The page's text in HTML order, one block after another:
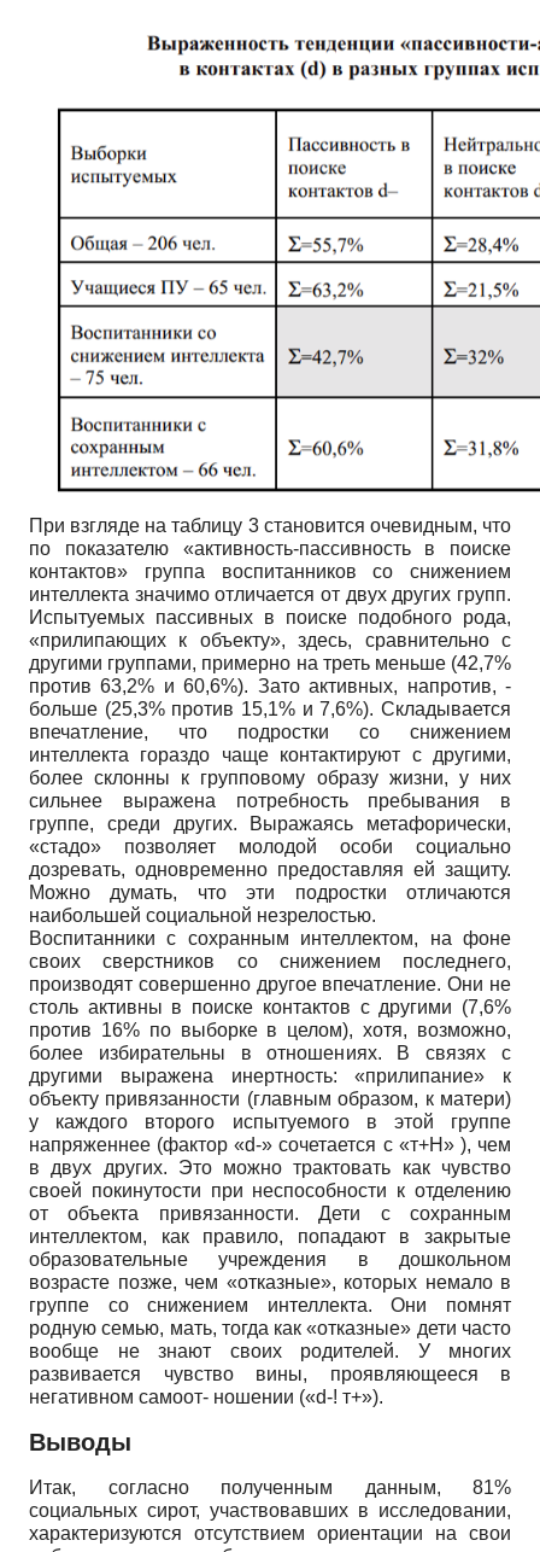
При взгляде на таблицу 3 становится очевидным, что
по показателю «активность-пассивность в поиске
контактов» группа воспитанников со снижением
интеллекта значимо отличается от двух других групп.
Испытуемых пассивных в поиске подобного рода,
«прилипающих к объекту», здесь, сравнительно с
другими группами, примерно на треть меньше (42,7%
против 63,2% и 60,6%). Зато активных, напротив, -
больше (25,3% против 15,1% и 7,6%). Складывается
впечатление, что подростки со снижением
интеллекта гораздо чаще контактируют с другими,
более склонны к групповому образу жизни, у них
сильнее выражена потребность пребывания в
группе, среди других. Выражаясь метафорически,
«стадо» позволяет молодой особи социально
дозревать, одновременно предоставляя ей защиту.
Можно думать, что эти подростки отличаются
наибольшей социальной незрелостью.
Воспитанники с сохранным интеллектом, на фоне
своих сверстников со снижением последнего,
производят совершенно другое впечатление. Они не
столь активны в поиске контактов с другими (7,6%
против 16% по выборке в целом), хотя, возможно,
более избирательны в отношениях. В связях с
другими выражена инертность: «прилипание» к
объекту привязанности (главным образом, к матери)
у каждого второго испытуемого в этой группе
напряженнее (фактор «d-» сочетается с «т+Н» ), чем
в двух других. Это можно трактовать как чувство
своей покинутости при неспособности к отделению
от объекта привязанности. Дети с сохранным
интеллектом, как правило, попадают в закрытые
образовательные учреждения в дошкольном
возрасте позже, чем «отказные», которых немало в
группе со снижением интеллекта. Они помнят
родную семью, мать, тогда как «отказные» дети часто
вообще не знают своих родителей. У многих
развивается чувство вины, проявляющееся в
негативном самоот- ношении («d-! т+»).
Выводы
Итак, согласно полученным данным, 81%
социальных сирот, участвовавших в исследовании,
характеризуются отсутствием ориентации на свои